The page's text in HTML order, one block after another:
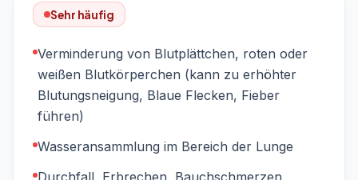
Sehr häufig
Verminderung von Blutplättchen, roten oder
weißen Blutkörperchen (kann zu erhöhter
Blutungsneigung, Blaue Flecken, Fieber
führen)
Wasseransammlung im Bereich der Lunge
Durchfall, Erbrechen, Bauchschmerzen,